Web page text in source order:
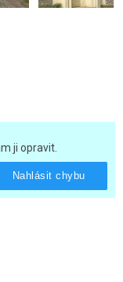
ji opravit.
Nahlásit chybu